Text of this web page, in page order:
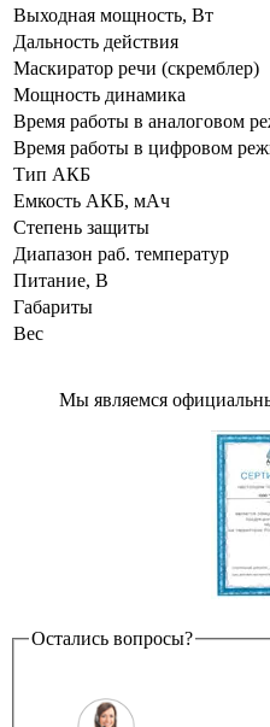
Выходная мощность, Вт
Дальность действия
Маскиратор речи (скремблер)
Мощность динамика
Время работы в аналоговом
Время работы в цифровом
Тип АКБ
Емкость АКБ, мАч
Степень защиты
Диапазон раб. температур
Питание, В
Габариты
Вес
Мы являемся
Остались вопросы?